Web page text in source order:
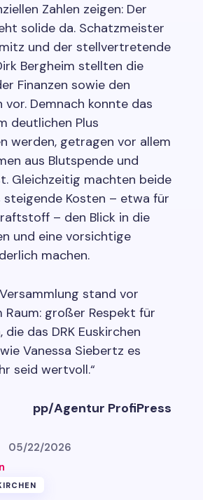
Zahlen zeigen: Der
solide da. Schatzmeister
und der stellvertretende
Bergheim stellten die
Finanzen sowie den
vor. Demnach konnte das
deutlichen Plus
werden, getragen vor allem
aus Blutspende und
Gleichzeitig machten beide
steigende Kosten – etwa für
– den Blick in die
und eine vorsichtige
machen.
stand vor
Raum: großer Respekt für
die das DRK Euskirchen
Vanessa Siebertz es
seid wertvoll.“
pp/Agentur ProfiPress
05/22/2026